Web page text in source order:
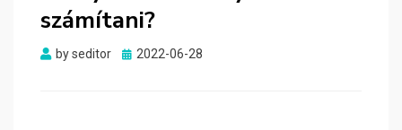
számítani?
byseditor
Posted
2022-06-28